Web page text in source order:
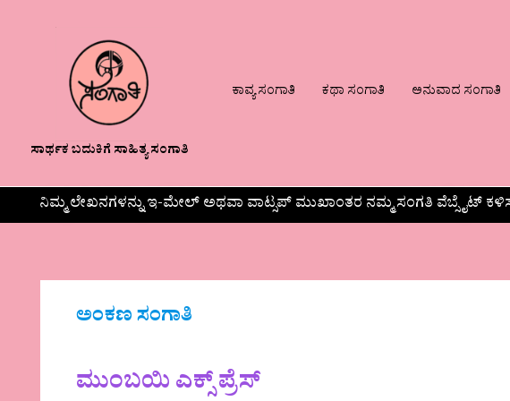
ಸಾರ್ಥಕ ಬದುಕಿಗೆ ಸಾಹಿತ್ಯ ಸಂಗಾತಿ
ಕಾವ್ಯ ಸಂಗಾತಿ ಕಥಾ ಸಂಗಾತಿ ಅನುವಾದ ಸಂಗಾತಿ
ನಿಮ್ಮ ಲೇಖನಗಳನ್ನು ಇ-ಮೇಲ್ ಅಥವಾ ವಾಟ್ಸಪ್ ಮುಖಾಂತರ ನಮ್ಮ ಸಂಗತಿ ವೆಬ್ಸೈಟ್
ಅಂಕಣ ಸಂಗಾತಿ
ಮುಂಬಯಿ ಎಕ್ಸ್‌ ಪ್ರೆಸ್